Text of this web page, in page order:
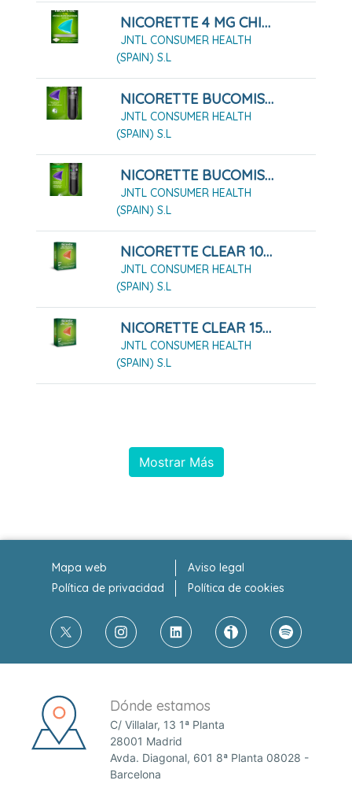
NICORETTE 4 MG CHICLES MEDICAMENTOSOS 30 CHICLES
JNTL CONSUMER HEALTH
(SPAIN) S.L
NICORETTE BUCOMIST 1 MG/PULSACIÓN SOLUCIÓN PARA PULVERIZACIÓN BUCAL SABOR FRUTA MENTA
JNTL CONSUMER HEALTH
(SPAIN) S.L
NICORETTE BUCOMIST 1 MG/PULSACIÓN SOLUCIÓN PARA PULVERIZACIÓN BUCAL, 1X1 DISPENSADOR DE 13,2 ML
JNTL CONSUMER HEALTH
(SPAIN) S.L
NICORETTE CLEAR 10 MG/16 HORAS 14 PARCHES
JNTL CONSUMER HEALTH
(SPAIN) S.L
NICORETTE CLEAR 15 MG/16 HORAS 14 PARCHES
JNTL CONSUMER HEALTH
(SPAIN) S.L
Mostrar Más
Mapa web
Aviso legal
Política de privacidad
Política de cookies
Dónde estamos
C/ Villalar, 13 1ª Planta
28001 Madrid
Avda. Diagonal, 601 8ª Planta 08028 -
Barcelona